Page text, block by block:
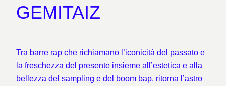
GEMITAIZ
Tra barre rap che richiamano l’iconicità del passato e
la freschezza del presente insieme all’estetica e alla
bellezza del sampling e del boom bap, ritorna l’astro